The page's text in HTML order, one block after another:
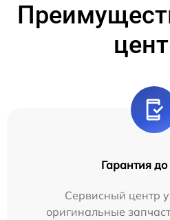
Гарантия до
Сервисный центр
оригинальные